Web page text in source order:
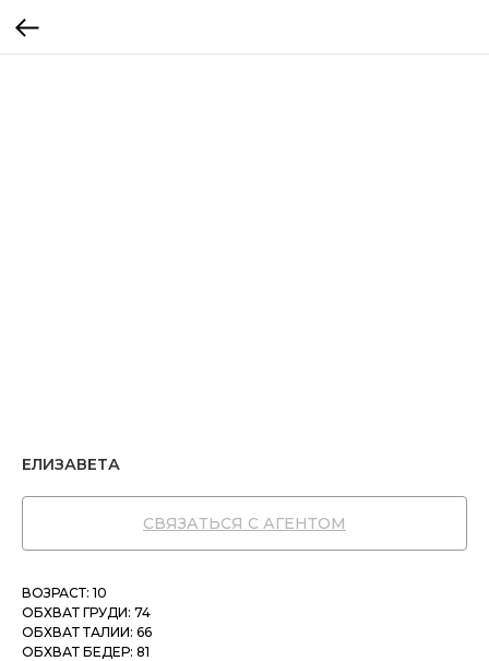
ЕЛИЗАВЕТА
СВЯЗАТЬСЯ С АГЕНТОМ
ВОЗРАСТ: 10
ОБХВАТ ГРУДИ: 74
ОБХВАТ ТАЛИИ: 66
ОБХВАТ БЕДЕР: 81